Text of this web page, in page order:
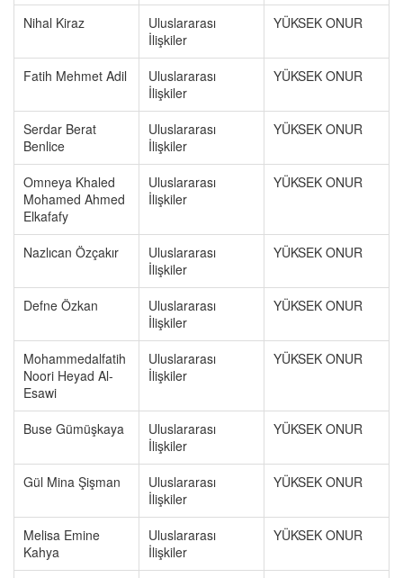
Nihal Kiraz
Uluslararası
İlişkiler
YÜKSEK ONUR
Fatih Mehmet Adil
Uluslararası
İlişkiler
YÜKSEK ONUR
Serdar Berat
Benlice
Uluslararası
İlişkiler
YÜKSEK ONUR
Omneya Khaled
Mohamed Ahmed
Elkafafy
Uluslararası
İlişkiler
YÜKSEK ONUR
Nazlıcan Özçakır
Uluslararası
İlişkiler
YÜKSEK ONUR
Defne Özkan
Uluslararası
İlişkiler
YÜKSEK ONUR
Mohammedalfatih
Noori Heyad Al-
Esawi
Uluslararası
İlişkiler
YÜKSEK ONUR
Buse Gümüşkaya
Uluslararası
İlişkiler
YÜKSEK ONUR
Gül Mina Şişman
Uluslararası
İlişkiler
YÜKSEK ONUR
Melisa Emine
Kahya
Uluslararası
İlişkiler
YÜKSEK ONUR